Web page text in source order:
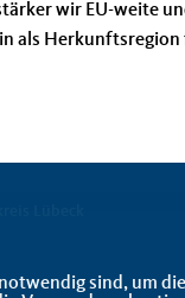
wir EU-weite
als
sind, um